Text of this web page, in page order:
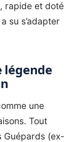
rapide et doté
su s’adapter
légende
une
Tout
Guépards (ex-